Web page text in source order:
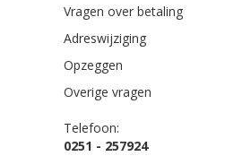
Vragen over betaling
Adreswijziging
Opzeggen
Overige vragen
Telefoon:
0251 - 257924